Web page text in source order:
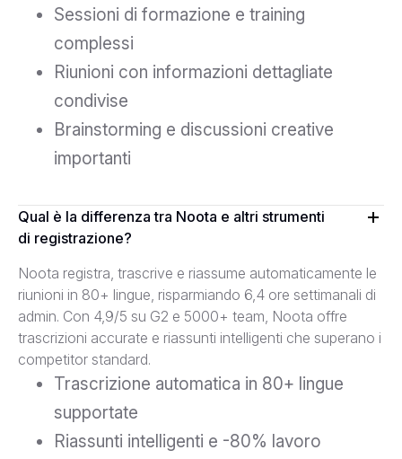
Sessioni di formazione e training
complessi
Riunioni con informazioni dettagliate
condivise
Brainstorming e discussioni creative
importanti
Qual è la differenza tra Noota e altri strumenti
di registrazione?
Noota registra, trascrive e riassume automaticamente le
riunioni in 80+ lingue, risparmiando 6,4 ore settimanali di
admin. Con 4,9/5 su G2 e 5000+ team, Noota offre
trascrizioni accurate e riassunti intelligenti che superano i
competitor standard.
Trascrizione automatica in 80+ lingue
supportate
Riassunti intelligenti e -80% lavoro